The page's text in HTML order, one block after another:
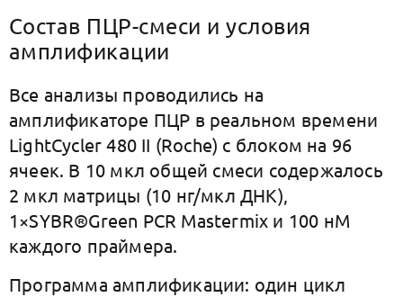
Состав ПЦР-смеси и условия
амплификации
Все анализы проводились на
амплификаторе ПЦР в реальном времени
LightCycler 480 II (Roche) с блоком на 96
ячеек. В 10 мкл общей смеси содержалось
2 мкл матрицы (10 нг/мкл ДНК),
1×SYBR®Green PCR Mastermix и 100 нМ
каждого праймера.
Программа амплификации: один цикл